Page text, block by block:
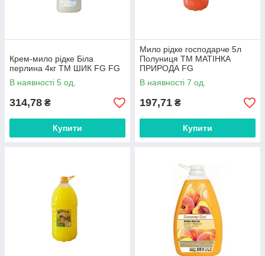
Крем-мило рідке Біла
перлина 4кг ТМ ШИК FG FG
В наявності 5 од.
314,78 ₴
Купити
Мило рідке господарче 5л
Полуниця ТМ МАТІНКА
ПРИРОДА FG
В наявності 7 од.
197,71 ₴
Купити